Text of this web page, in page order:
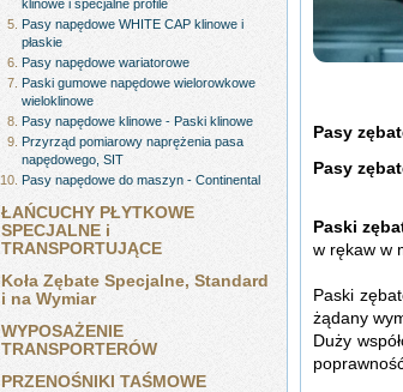
klinowe i specjalne profile
Pasy napędowe WHITE CAP klinowe i
płaskie
Pasy napędowe wariatorowe
Paski gumowe napędowe wielorowkowe
wieloklinowe
Pasy napędowe klinowe - Paski klinowe
Przyrząd pomiarowy naprężenia pasa
napędowego, SIT
Pasy napędowe do maszyn - Continental
ŁAŃCUCHY PŁYTKOWE
SPECJALNE i
TRANSPORTUJĄCE
Koła Zębate Specjalne, Standard
i na Wymiar
WYPOSAŻENIE
TRANSPORTERÓW
PRZENOŚNIKI TAŚMOWE
Pasy
Pasy
Paski
w rękaw w
Paski
żądany
Duży